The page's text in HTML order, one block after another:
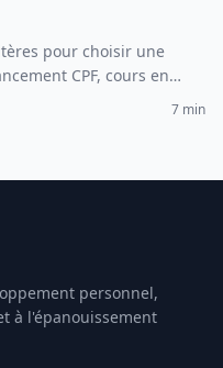
pour choisir une
CPF, cours en
7 min
personnel,
à l'épanouissement